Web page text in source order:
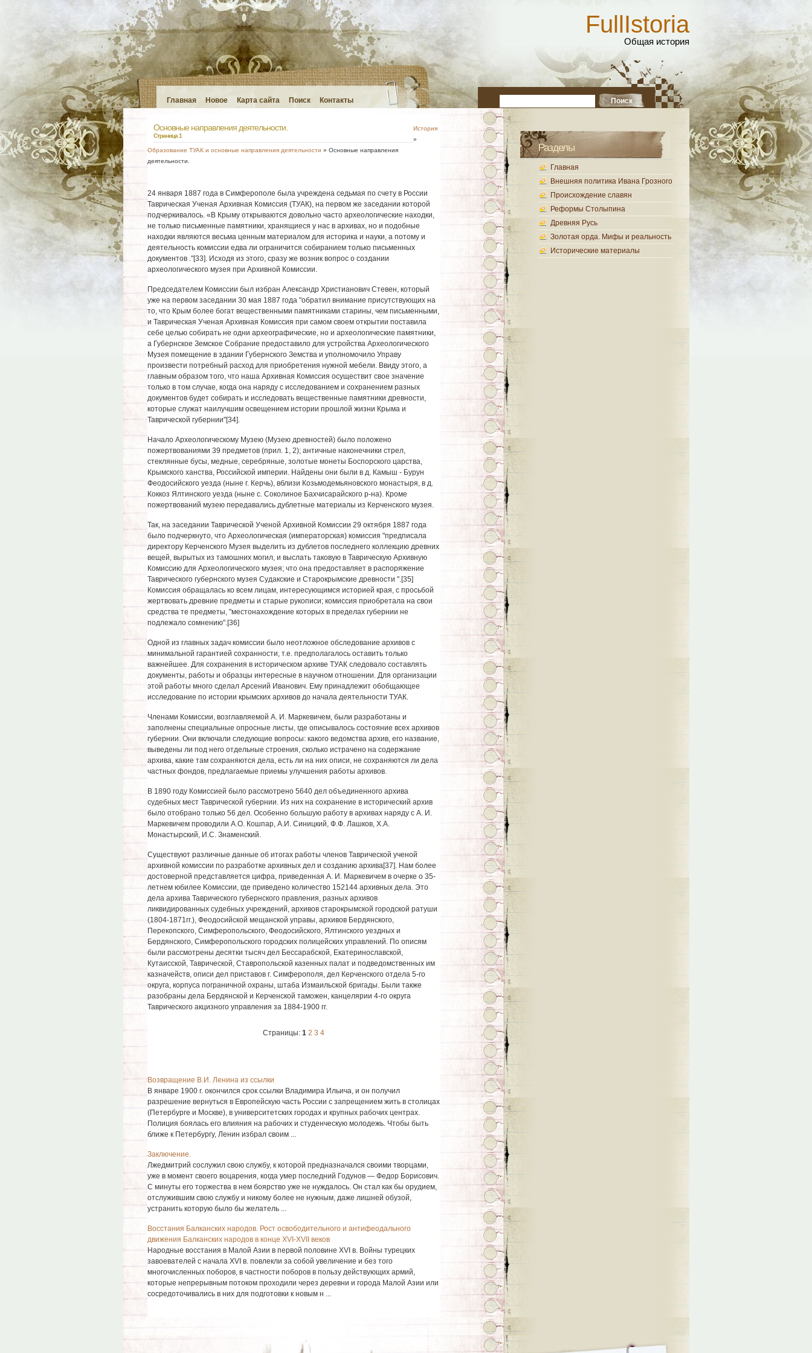
FullIstoria
Общая история
Главная Новое Карта сайта Поиск Контакты
Основные направления деятельности.
Страница 1
История
»
Образование ТУАК и основные направления деятельности » Основные направления
деятельности.
24 января 1887 года в Симферополе была учреждена седьмая по счету в России
Таврическая Ученая Архивная Комиссия (ТУАК), на первом же заседании которой
подчеркивалось. «В Крыму открываются довольно часто археологические находки,
не только письменные памятники, хранящиеся у нас в архивах, но и подобные
находки являются весьма ценным материалом для историка и науки, а потому и
деятельность комиссии едва ли ограничится собиранием только письменных
документов ."[33]. Исходя из этого, сразу же возник вопрос о создании
археологического музея при Архивной Комиссии.
Председателем Комиссии был избран Александр Христианович Стевен, который
уже на первом заседании 30 мая 1887 года "обратил внимание присутствующих на
то, что Крым более богат вещественными памятниками старины, чем письменными,
и Таврическая Ученая Архивная Комиссия при самом своем открытии поставила
себе целью собирать не одни археографические, но и археологические памятники,
а Губернское Земское Собрание предоставило для устройства Археологического
Музея помещение в здании Губернского Земства и уполномочило Управу
произвести потребный расход для приобретения нужной мебели. Ввиду этого, а
главным образом того, что наша Архивная Комиссия осуществит свое значение
только в том случае, когда она наряду с исследованием и сохранением разных
документов будет собирать и исследовать вещественные памятники древности,
которые служат наилучшим освещением истории прошлой жизни Крыма и
Таврической губернии"[34].
Начало Археологическому Музею (Музею древностей) было положено
пожертвованиями 39 предметов (прил. 1, 2); античные наконечники стрел,
стеклянные бусы, медные, серебряные, золотые монеты Боспорского царства,
Крымского ханства, Российской империи. Найдены они были в д. Камыш - Бурун
Феодосийского уезда (ныне г. Керчь), вблизи Козьмодемьяновского монастыря, в д.
Коккоз Ялтинского уезда (ныне с. Соколиное Бахчисарайского р-на). Кроме
пожертвований музею передавались дублетные материалы из Керченского музея.
Так, на заседании Таврической Ученой Архивной Комиссии 29 октября 1887 года
было подчеркнуто, что Археологическая (императорская) комиссия "предписала
директору Керченского Музея выделить из дублетов последнего коллекцию древних
вещей, вырытых из тамошних могил, и выслать таковую в Таврическую Архивную
Комиссию для Археологического музея; что она предоставляет в распоряжение
Таврического губернского музея Судакские и Старокрымские древности ".[35]
Комиссия обращалась ко всем лицам, интересующимся историей края, с просьбой
жертвовать древние предметы и старые рукописи; комиссия приобретала на свои
средства те предметы, "местонахождение которых в пределах губернии не
подлежало сомнению".[36]
Одной из главных задач комиссии было неотложное обследование архивов с
минимальной гарантией сохранности, т.е. предполагалось оставить только
важнейшее. Для сохранения в историческом архиве ТУАК следовало составлять
документы, работы и образцы интересные в научном отношении. Для организации
этой работы много сделал Арсений Иванович. Ему принадлежит обобщающее
исследование по истории крымских архивов до начала деятельности ТУАК.
Членами Комиссии, возглавляемой А. И. Маркевичем, были разработаны и
заполнены специальные опросные листы, где описывалось состояние всех архивов
губернии. Они включали следующие вопросы: какого ведомства архив, его название,
выведены ли под него отдельные строения, сколько истрачено на содержание
архива, какие там сохраняются дела, есть ли на них описи, не сохраняются ли дела
частных фондов, предлагаемые приемы улучшения работы архивов.
В 1890 году Комиссией было рассмотрено 5640 дел объединенного архива
судебных мест Таврической губернии. Из них на сохранение в исторический архив
было отобрано только 56 дел. Особенно большую работу в архивах наряду с А. И.
Маркевичем проводили А.О. Кошпар, А.И. Синицкий, Ф.Ф. Лашков, Х.А.
Монастырский, И.С. Знаменский.
Существуют различные данные об итогах работы членов Таврической ученой
архивной комиссии по разработке архивных дел и созданию архива[37]. Нам более
достоверной представляется цифра, приведенная А. И. Маркевичем в очерке о 35-
летнем юбилее Koмиссии, где приведено количество 152144 архивных дела. Это
дела архива Таврического губернского правления, разных архивов
ликвидированных судебных учреждений, архивов старокрымской городской ратуши
(1804-1871гг.), Феодосийской мещанской управы, архивов Бердянского,
Перекопского, Симферопольского, Феодосийского, Ялтинского уездных и
Бердянского, Симферопольского городских полицейских управлений. По описям
были рассмотрены десятки тысяч дел Бессарабской, Екатеринославской,
Кутаисской, Таврической, Ставропольской казенных палат и подведомственных им
казначейств, описи дел приставов г. Симферополя, дел Керченского отдела 5-го
округа, корпуса пограничной охраны, штаба Измаильской бригады. Были также
разобраны дела Бердянской и Керченской таможен, канцелярии 4-го округа
Таврического акцизного управления за 1884-1900 гг.
Страницы: 1 2 3 4
Возвращение В.И. Ленина из ссылки
В январе 1900 г. окончился срок ссылки Владимира Ильича, и он получил
разрешение вернуться в Европейскую часть России с запрещением жить в столицах
(Петербурге и Москве), в университетских городах и крупных рабочих центрах.
Полиция боялась его влияния на рабочих и студенческую молодежь. Чтобы быть
ближе к Петербургу, Ленин избрал своим ...
Заключение.
Лжедмитрий сослужил свою службу, к которой предназначался своими творцами,
уже в момент своего воцарения, когда умер последний Годунов — Федор Борисович.
С минуты его торжества в нем боярство уже не нуждалось. Он стал как бы орудием,
отслужившим свою службу и никому более не нужным, даже лишней обузой,
устранить которую было бы желатель ...
Восстания Балканских народов. Рост освободительного и антифеодального
движения Балканских народов в конце XVI-XVII веков
Народные восстания в Малой Азии в первой половине XVI в. Войны турецких
завоевателей с начала XVI в. повлекли за собой увеличение и без того
многочисленных поборов, в частности поборов в пользу действующих армий,
которые непрерывным потоком проходили через деревни и города Малой Азии или
сосредоточивались в них для подготовки к новым н ...
Разделы
Главная
Внешняя политика Ивана Грозного
Происхождение славян
Реформы Столыпина
Древняя Русь
Золотая орда. Мифы и реальность
Исторические материалы